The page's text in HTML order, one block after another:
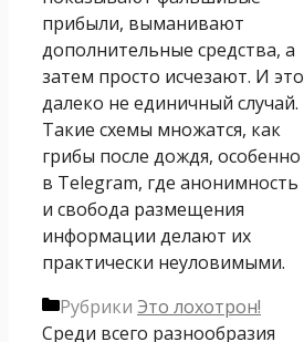
прибыли, выманивают
дополнительные средства, а
затем просто исчезают. И это
далеко не единичный случай.
Такие схемы множатся, как
грибы после дождя, особенно
в Telegram, где анонимность
и свобода размещения
информации делают их
практически неуловимыми.
Рубрики Это лохотрон!
Среди всего разнообразия